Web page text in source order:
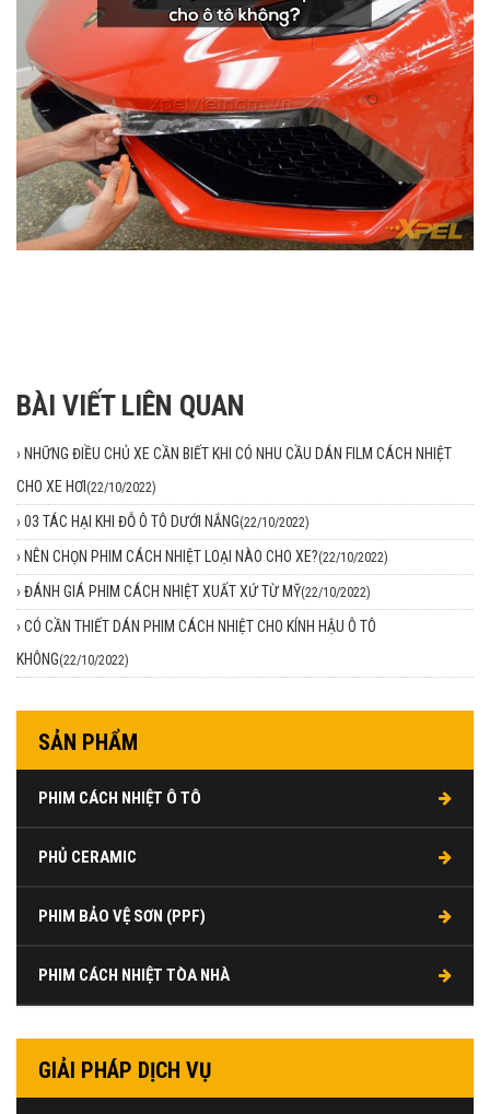
BÀI VIẾT LIÊN QUAN
› NHỮNG ĐIỀU CHỦ XE CẦN BIẾT KHI CÓ NHU CẦU DÁN FILM CÁCH NHIỆT
CHO XE HƠI(22/10/2022)
› 03 TÁC HẠI KHI ĐỖ Ô TÔ DƯỚI NẮNG(22/10/2022)
› NÊN CHỌN PHIM CÁCH NHIỆT LOẠI NÀO CHO XE?(22/10/2022)
› ĐÁNH GIÁ PHIM CÁCH NHIỆT XUẤT XỨ TỪ MỸ(22/10/2022)
› CÓ CẦN THIẾT DÁN PHIM CÁCH NHIỆT CHO KÍNH HẬU Ô TÔ
KHÔNG(22/10/2022)
SẢN PHẨM
PHIM CÁCH NHIỆT Ô TÔ
PHỦ CERAMIC
PHIM BẢO VỆ SƠN (PPF)
PHIM CÁCH NHIỆT TÒA NHÀ
GIẢI PHÁP DỊCH VỤ